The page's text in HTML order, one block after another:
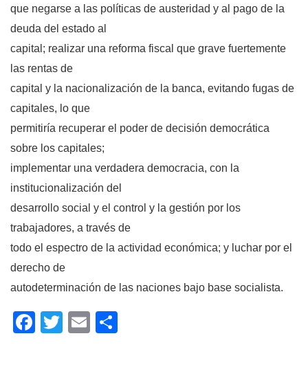
que negarse a las políticas de austeridad y al pago de la
deuda del estado al
capital; realizar una reforma fiscal que grave fuertemente
las rentas de
capital y la nacionalización de la banca, evitando fugas de
capitales, lo que
permitiría recuperar el poder de decisión democrática
sobre los capitales;
implementar una verdadera democracia, con la
institucionalización del
desarrollo social y el control y la gestión por los
trabajadores, a través de
todo el espectro de la actividad económica; y luchar por el
derecho de
autodeterminación de las naciones bajo base socialista.
Facebook
Twitter
Email